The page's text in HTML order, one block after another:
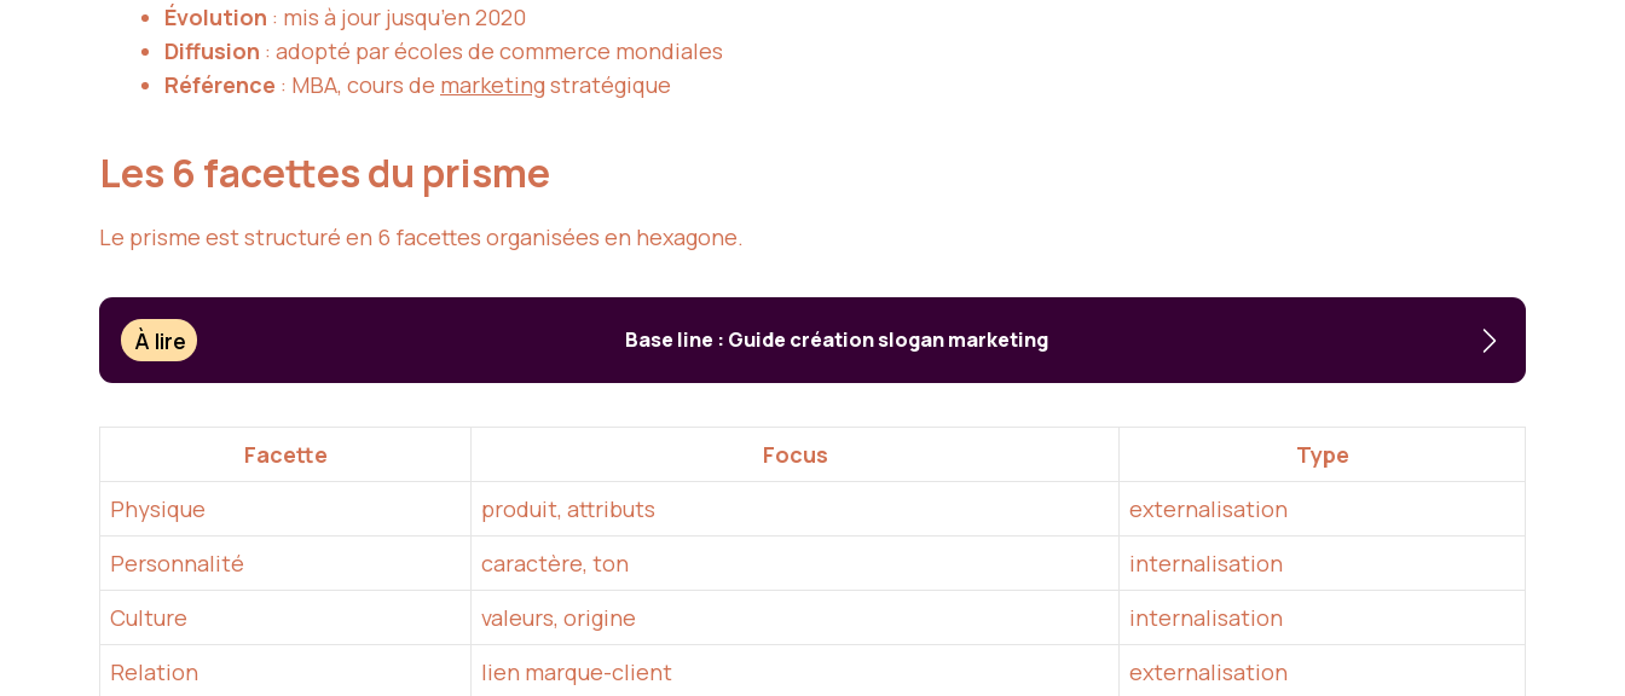
Évolution : mis à jour jusqu’en 2020
Diffusion : adopté par écoles de commerce mondiales
Référence : MBA, cours de marketingstratégique
Les 6 facettes du prisme
Le prisme est structuré en 6 facettes organisées en hexagone.
À lire Base line : Guide création slogan marketing
Facette Focus
Type
Physique
produit, attributs
externalisation
Personnalité
caractère, ton
internalisation
Culture
valeurs, origine
internalisation
Relation
lien marque-client
externalisation